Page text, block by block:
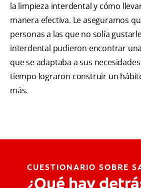
la limpieza interdental y cómo
manera efectiva. Le aseguramos
personas a las que no solía
interdental pudieron encontrar
que se adaptaba a sus
tiempo lograron construir un
más.
CUESTIONARIO SOBRE
¿Qué hay